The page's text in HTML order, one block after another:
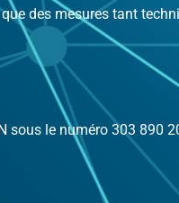
des mesures tant
sous le numéro 303 890